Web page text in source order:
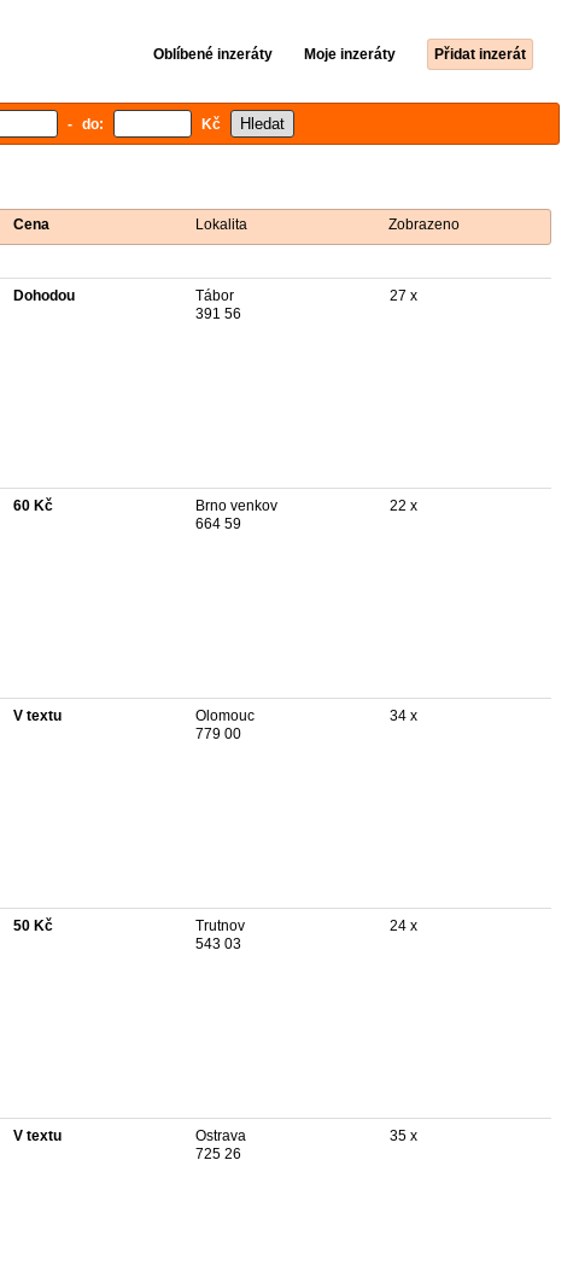
Oblíbené inzeráty Moje inzeráty Přidat inzerát
- do: Kč
Cena Lokalita Zobrazeno
Dohodou
Tábor
391 56
27 x
60 Kč
Brno venkov
664 59
22 x
V textu
Olomouc
779 00
34 x
50 Kč
Trutnov
543 03
24 x
V textu
Ostrava
725 26
35 x